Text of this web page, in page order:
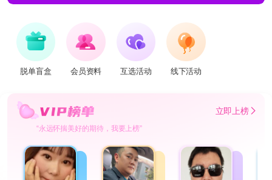
脱单盲盒 会员资料 互选活动 线下活动
立即上榜
“永远怀揣美好的期待，我要上榜”